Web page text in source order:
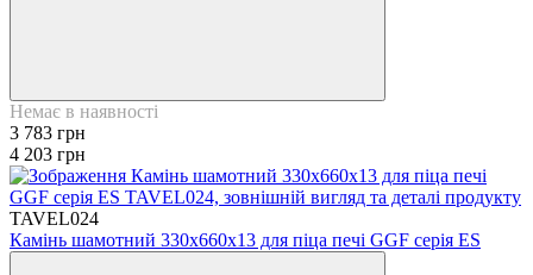
Немає в наявності
3 783 грн
4 203 грн
TAVEL024
Камінь шамотний 330х660х13 для піца печі GGF серія ES